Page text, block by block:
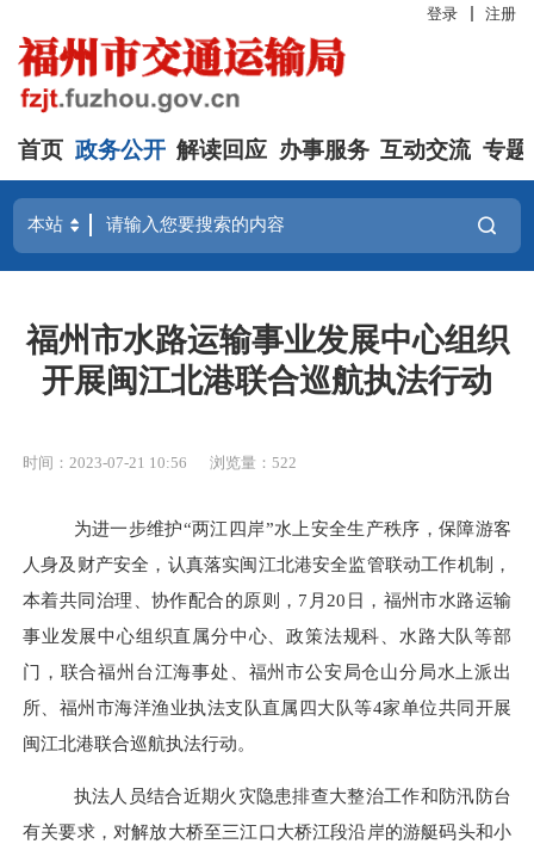
登录 注册
首页 政务公开 解读回应 办事服务 互动交流 专题
福州市水路运输事业发展中心组织
开展闽江北港联合巡航执法行动
时间：2023-07-21 10:56 浏览量：522
为进一步维护“两江四岸”水上安全生产秩序 ，保障游客
人身及财产安全 ， 认真落实闽江北港安全监管联动工作机制 ，
本着共同治理、 协作配合的原则， 7 月 20 日，福州市水路运输
事业发展中心组织直属分中心、政策法规科 、水路大队等部
门，联合福州台江海事处、福州市公安局仓山分局水上派出
所、 福州市海洋渔业执法支队直属四大队等4家单位共同开展
闽江北港联合巡航执法行动。
执法人员结合近期火灾隐患排查大整治工作和防汛防台
有关要求，对解放大桥至三江口大桥江段沿岸的游艇码头和小